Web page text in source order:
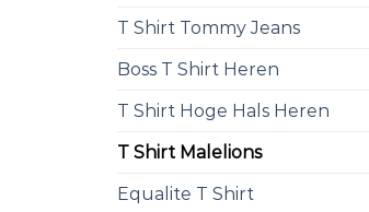
T Shirt Tommy Jeans
Boss T Shirt Heren
T Shirt Hoge Hals Heren
T Shirt Malelions
Equalite T Shirt